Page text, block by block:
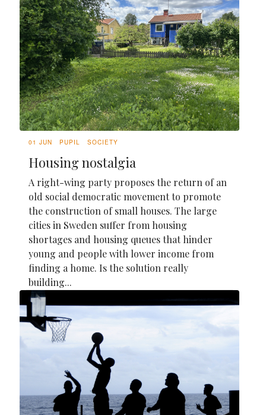
01 JUN PUPIL SOCIETY
Housing nostalgia
A right-wing party proposes the return of an
old social democratic movement to promote
the construction of small houses. The large
cities in Sweden suffer from housing
shortages and housing queues that hinder
young and people with lower income from
finding a home. Is the solution really
building...